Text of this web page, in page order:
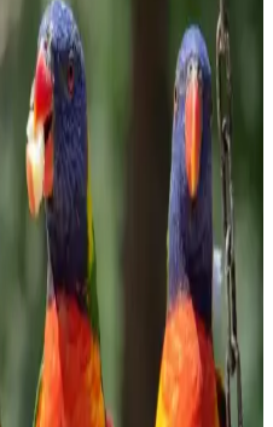
Lezzetli ve Doğal
sonuçlar elde etmenizi
zengin aromalar
için ideal bir yöntem.
Mutfakta
aromatik ve sağlıklı bir pirinç
bu pirinç, yemeklere
teknikleriyle lezzetini ortaya
Doğal ve Sağlıklı